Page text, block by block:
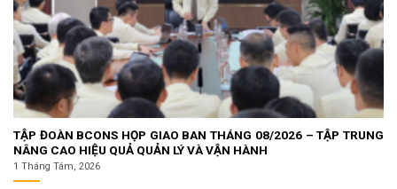
TẬP ĐOÀN BCONS HỌP GIAO BAN THÁNG 08/2026 – TẬP TRUNG
NÂNG CAO HIỆU QUẢ QUẢN LÝ VÀ VẬN HÀNH
1 Tháng Tám, 2026